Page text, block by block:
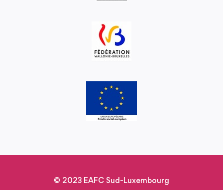
© 2023 EAFC Sud-Luxembourg